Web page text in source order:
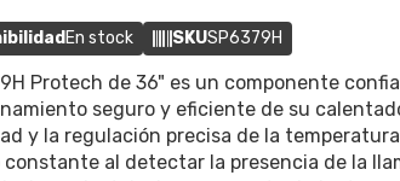
En stock SKUSP6379H
Protech de 36" es un componente
seguro y eficiente de su
y la regulación precisa de la
al detectar la presencia de la